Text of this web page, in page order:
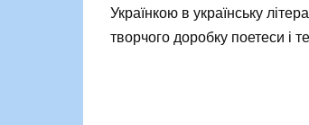
Українкою в українську
творчого доробку поетеси і